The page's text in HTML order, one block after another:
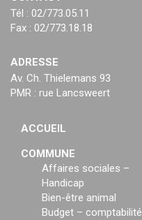
Tél : 02/773.05.11
Fax : 02/773.18.18
ADRESSE
Av. Ch. Thielemans 93
PMR : rue Lancsweert
ACCUEIL
COMMUNE
Affaires sociales –
Handicap
Bien-être animal
Budget – comptabilité